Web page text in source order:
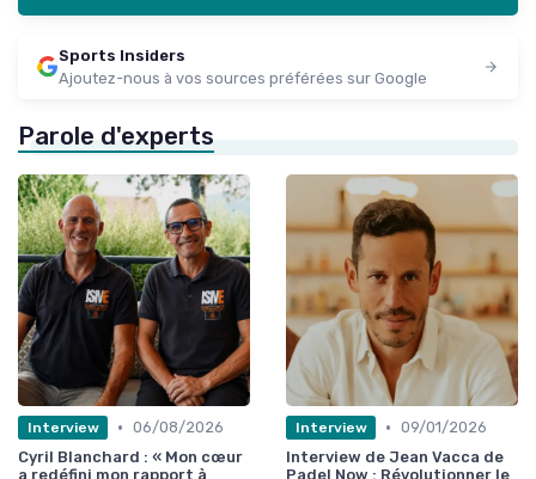
Sports Insiders
Ajoutez-nous à vos sources préférées sur Google
Parole d'experts
Interview • 06/08/2026
Cyril Blanchard : « Mon cœur
a redéfini mon rapport à
Interview • 09/01/2026
Interview de Jean Vacca de
Padel Now : Révolutionner le